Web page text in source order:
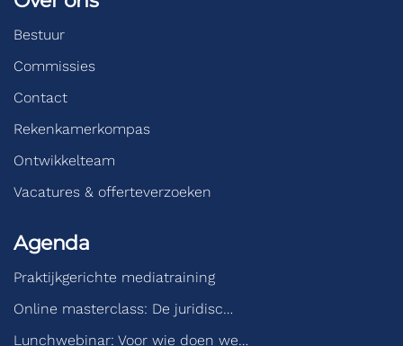
Bestuur
Commissies
Contact
Rekenkamerkompas
Ontwikkelteam
Vacatures & offerteverzoeken
Agenda
Praktijkgerichte mediatraining
Online masterclass: De juridisc…
Lunchwebinar: Voor wie doen we…